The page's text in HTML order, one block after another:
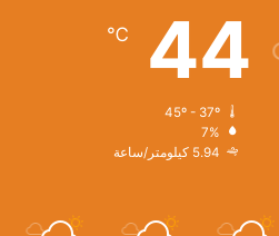
44
℃
7%
5.94 كيلومتر/ساعة